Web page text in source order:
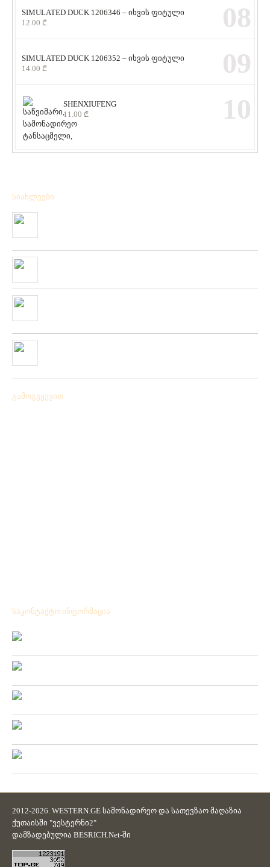
SIMULATED DUCK 1206346 – იხვის ფიტული
12.00 ₾ 08
SIMULATED DUCK 1206352 – იხვის ფიტული
14.00 ₾ 09
SHENXIUFENG
11.00 ₾ 10
სიახლეები
გამოგვყევით
საკონტაქტო ინფორმაცია
2012-2026. WESTERN.GE სამონადირეო და სათევზაო მაღაზია
ქუთაისში "ვესტერნი2"
დამზადებულია BESRICH.Net-ში